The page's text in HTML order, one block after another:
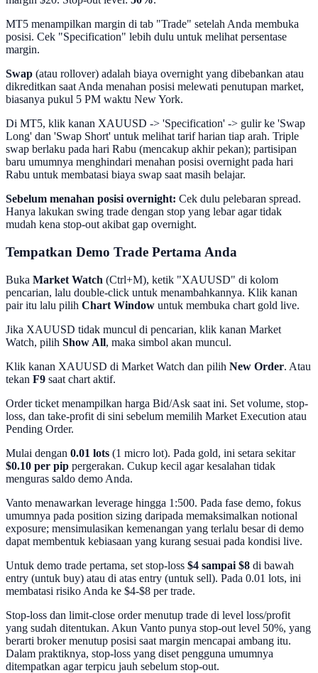
MT5 menampilkan margin di tab "Trade" setelah Anda membuka
posisi. Cek "Specification" lebih dulu untuk melihat persentase
margin.
Swap (atau rollover) adalah biaya overnight yang dibebankan atau
dikreditkan saat Anda menahan posisi melewati penutupan market,
biasanya pukul 5 PM waktu New York.
Di MT5, klik kanan XAUUSD -> 'Specification' -> gulir ke 'Swap
Long' dan 'Swap Short' untuk melihat tarif harian tiap arah. Triple
swap berlaku pada hari Rabu (mencakup akhir pekan); partisipan
baru umumnya menghindari menahan posisi overnight pada hari
Rabu untuk membatasi biaya swap saat masih belajar.
Sebelum menahan posisi overnight: Cek dulu pelebaran spread.
Hanya lakukan swing trade dengan stop yang lebar agar tidak
mudah kena stop-out akibat gap overnight.
Tempatkan Demo Trade Pertama Anda
Buka Market Watch (Ctrl+M), ketik "XAUUSD" di kolom
pencarian, lalu double-click untuk menambahkannya. Klik kanan
pair itu lalu pilih Chart Window untuk membuka chart gold live.
Jika XAUUSD tidak muncul di pencarian, klik kanan Market
Watch, pilih Show All, maka simbol akan muncul.
Klik kanan XAUUSD di Market Watch dan pilih New Order. Atau
tekan F9 saat chart aktif.
Order ticket menampilkan harga Bid/Ask saat ini. Set volume, stop-
loss, dan take-profit di sini sebelum memilih Market Execution atau
Pending Order.
Mulai dengan 0.01 lots (1 micro lot). Pada gold, ini setara sekitar
$0.10 per pip pergerakan. Cukup kecil agar kesalahan tidak
menguras saldo demo Anda.
Vanto menawarkan leverage hingga 1:500. Pada fase demo, fokus
umumnya pada position sizing daripada memaksimalkan notional
exposure; mensimulasikan kemenangan yang terlalu besar di demo
dapat membentuk kebiasaan yang kurang sesuai pada kondisi live.
Untuk demo trade pertama, set stop-loss $4 sampai $8 di bawah
entry (untuk buy) atau di atas entry (untuk sell). Pada 0.01 lots, ini
membatasi risiko Anda ke $4-$8 per trade.
Stop-loss dan limit-close order menutup trade di level loss/profit
yang sudah ditentukan. Akun Vanto punya stop-out level 50%, yang
berarti broker menutup posisi saat margin mencapai ambang itu.
Dalam praktiknya, stop-loss yang diset pengguna umumnya
ditempatkan agar terpicu jauh sebelum stop-out.